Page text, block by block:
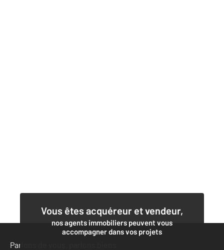
Vous êtes acquéreur et vendeur,
nos agents immobiliers peuvent vous
accompagner dans vos projets
Parlons de vous, parlons biens